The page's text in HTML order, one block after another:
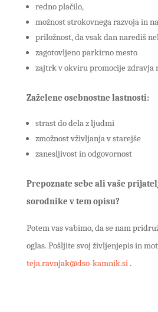
redno plačilo,
možnost strokovnega razvoja in
priložnost, da vsak dan narediš
zagotovljeno parkirno mesto
zajtrk v okviru promocije zdravja
Zaželene osebnostne lastnosti:
strast do dela z ljudmi
zmožnost vživljanja v starejše
zanesljivost in odgovornost
Prepoznate sebe ali vaše
sorodnike v tem opisu?
Potem vas vabimo, da se nam
oglas. Pošljite svoj življenjepis in
teja.ravnjak@dso-kamnik.si.